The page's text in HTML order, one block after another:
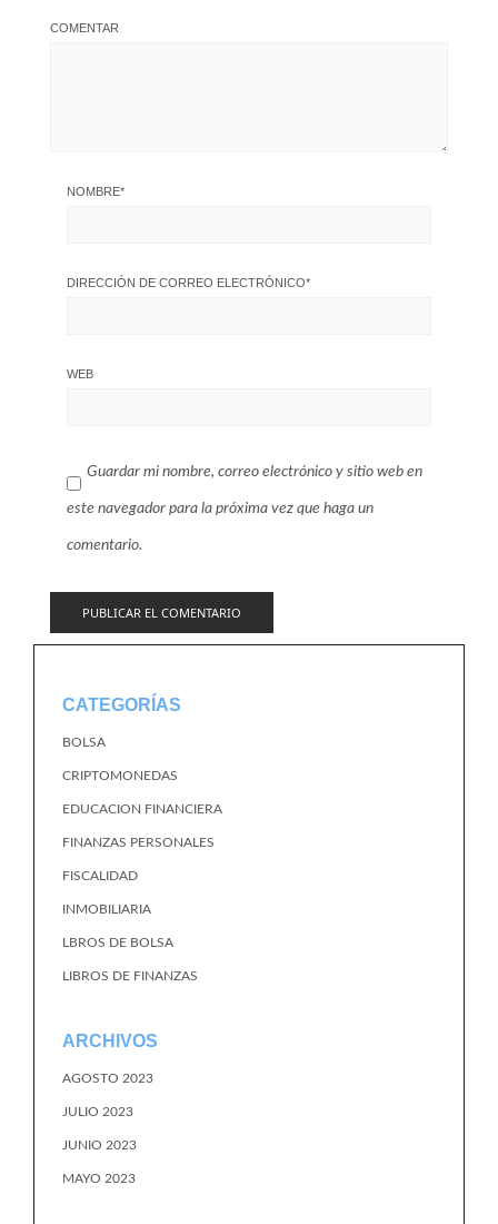
COMENTAR
NOMBRE*
DIRECCIÓN DE CORREO ELECTRÓNICO*
WEB
Guardar mi nombre, correo electrónico y sitio web en
este navegador para la próxima vez que haga un
comentario.
CATEGORÍAS
BOLSA
CRIPTOMONEDAS
EDUCACION FINANCIERA
FINANZAS PERSONALES
FISCALIDAD
INMOBILIARIA
LBROS DE BOLSA
LIBROS DE FINANZAS
ARCHIVOS
AGOSTO 2023
JULIO 2023
JUNIO 2023
MAYO 2023